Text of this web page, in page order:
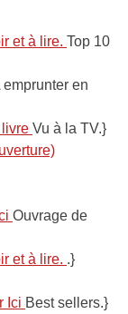
et à lire. Top 10
emprunter en
livre Vu à la TV.}
Ouvrage de
et à lire. .}
Ici Best sellers.}